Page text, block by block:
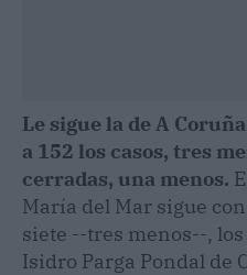
Le sigue la de A
a 152 los casos, tres
cerradas, una menos.
María del Mar sigue
siete --tres menos--,
Isidro Parga Pondal de